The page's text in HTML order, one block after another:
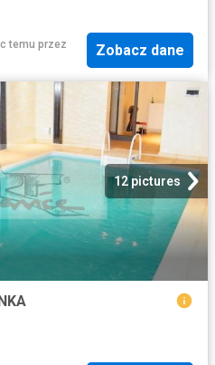
temu przez
Zobacz dane
12 pictures